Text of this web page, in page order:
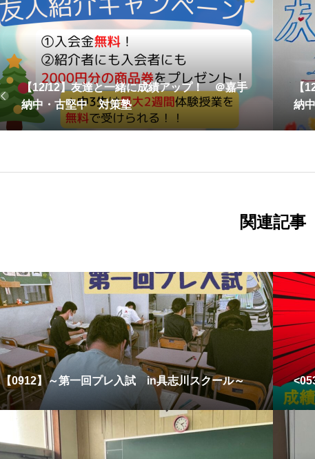
【12/12】友達と一緒に成績アップ！ ＠嘉手
納中・古堅中 対策塾
【
納
関連記事
【0912】～第一回プレ入試 in具志川スクール～